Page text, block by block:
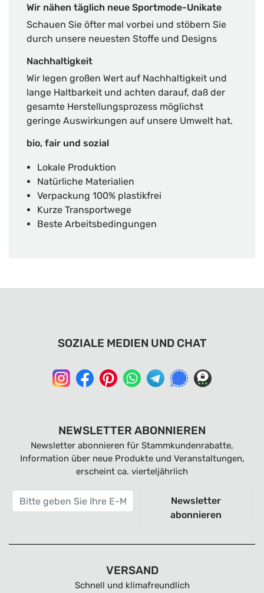
Wir nähen täglich neue Sportmode-Unikate
Schauen Sie öfter mal vorbei und stöbern Sie
durch unsere neuesten Stoffe und Designs
Nachhaltigkeit
Wir legen großen Wert auf Nachhaltigkeit und
lange Haltbarkeit und achten darauf, daß der
gesamte Herstellungsprozess möglichst
geringe Auswirkungen auf unsere Umwelt hat.
bio, fair und sozial
Lokale Produktion
Natürliche Materialien
Verpackung 100% plastikfrei
Kurze Transportwege
Beste Arbeitsbedingungen
SOZIALE MEDIEN UND CHAT
NEWSLETTER ABONNIEREN
Newsletter abonnieren für Stammkundenrabatte,
Information über neue Produkte und Veranstaltungen,
erscheint ca. vierteljährlich
Newsletter
abonnieren
VERSAND
Schnell und klimafreundlich